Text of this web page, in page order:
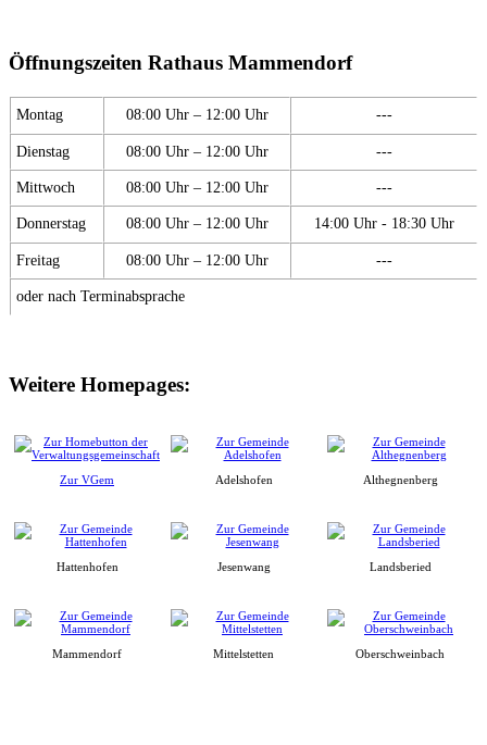
Öffnungszeiten Rathaus Mammendorf
Montag 08:00 Uhr – 12:00 Uhr ---
Dienstag 08:00 Uhr – 12:00 Uhr ---
Mittwoch 08:00 Uhr – 12:00 Uhr ---
Donnerstag 08:00 Uhr – 12:00 Uhr 14:00 Uhr - 18:30 Uhr
Freitag 08:00 Uhr – 12:00 Uhr ---
oder nach Terminabsprache
Weitere Homepages:
Zur VGem Adelshofen Althegnenberg
Hattenhofen Jesenwang Landsberied
Mammendorf Mittelstetten Oberschweinbach